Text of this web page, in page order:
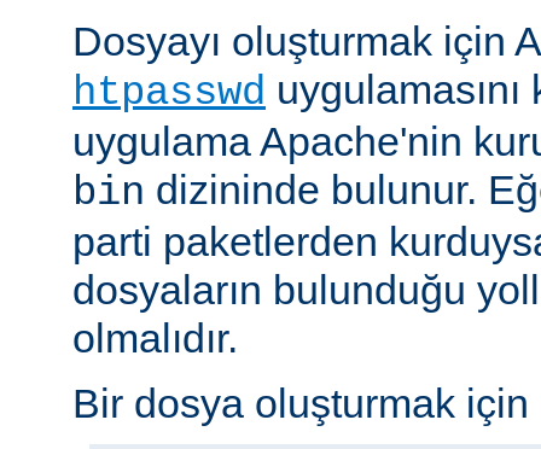
Dosyayı oluşturmak için
htpasswd
uygulama Apache'nin
bin dizininde bulunur.
parti paketlerden
dosyaların bulunduğu
olmalıdır.
Bir dosya oluşturmak için